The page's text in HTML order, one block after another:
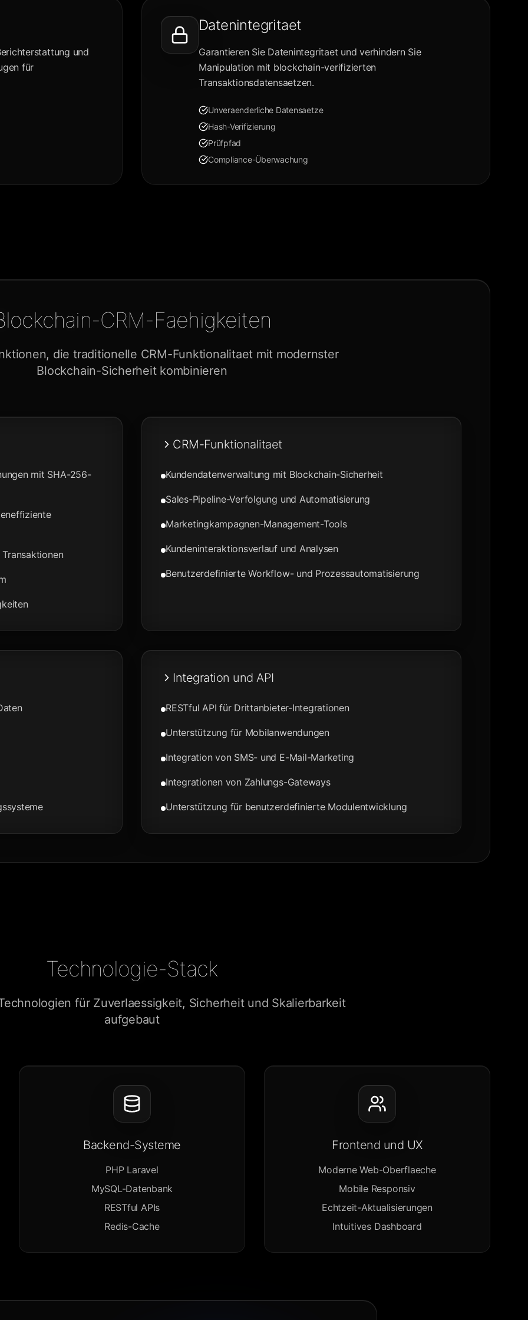
und
für
Datenintegritaet
Garantieren Sie Datenintegritaet und verhindern Sie
Manipulation mit blockchain-verifizierten
Transaktionsdatensaetzen.
Unveraenderliche Datensaetze
Hash-Verifizierung
Prüfpfad
Compliance-Überwachung
CRM-Faehigkeiten
die traditionelle CRM-Funktionalitaet mit modernster
Blockchain-Sicherheit kombinieren
mit SHA-256-
CRM-Funktionalitaet
Kundendatenverwaltung mit Blockchain-Sicherheit
Sales-Pipeline-Verfolgung und Automatisierung
Marketingkampagnen-Management-Tools
Kundeninteraktionsverlauf und Analysen
Benutzerdefinierte Workflow- und Prozessautomatisierung
Integration und API
RESTful API für Drittanbieter-Integrationen
Unterstützung für Mobilanwendungen
Integration von SMS- und E-Mail-Marketing
Integrationen von Zahlungs-Gateways
Unterstützung für benutzerdefinierte Modulentwicklung
Technologie-Stack
für Zuverlaessigkeit, Sicherheit und Skalierbarkeit
aufgebaut
Backend-Systeme
PHP Laravel
MySQL-Datenbank
RESTful APIs
Redis-Cache
Frontend und UX
Moderne Web-Oberflaeche
Mobile Responsiv
Echtzeit-Aktualisierungen
Intuitives Dashboard